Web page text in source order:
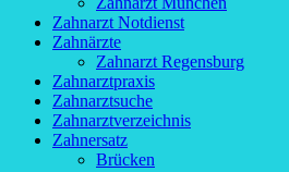
Zahnarzt Notdienst
Zahnärzte
Zahnarzt Regensburg
Zahnarztpraxis
Zahnarztsuche
Zahnarztverzeichnis
Zahnersatz
Brücken